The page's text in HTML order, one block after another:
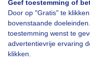
Geef toestemming of
Door op "Gratis" te
bovenstaande
toestemming wenst te
advertentievrije ervaring
klikken.
Contact
Toegankelijkheid
Adverteren